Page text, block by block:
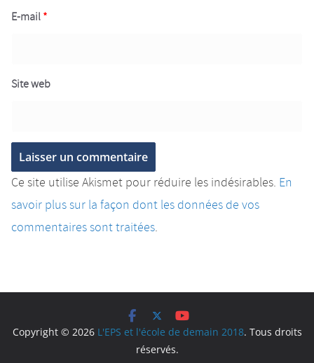
E-mail*
Site web
Ce site utilise Akismet pour réduire les indésirables. En
savoir plus sur la façon dont les données de vos
commentaires sont traitées.
Copyright © 2026 L'EPS et l'école de demain 2018. Tous droits
réservés.